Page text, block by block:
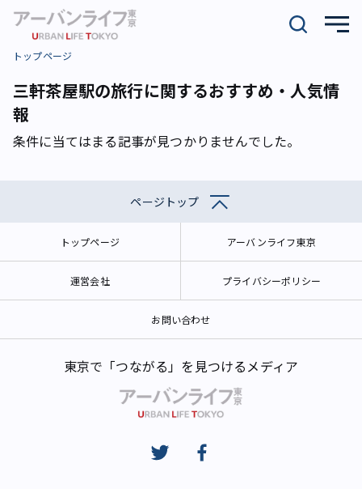
トップページ
三軒茶屋駅の旅行に関するおすすめ・人気情
報
条件に当てはまる記事が見つかりませんでした。
ページトップ
トップページ アーバンライフ東京
運営会社 プライバシーポリシー
お問い合わせ
東京で「つながる」を見つけるメディア